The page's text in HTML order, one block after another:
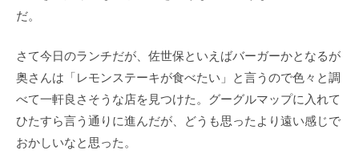
だ。
さて今日のランチだが、佐世保といえばバーガーかとなるが
奥さんは「レモンステーキが食べたい」と言うので色々と調
べて一軒良さそうな店を見つけた。グーグルマップに入れて
ひたすら言う通りに進んだが、どうも思ったより遠い感じで
おかしいなと思った。